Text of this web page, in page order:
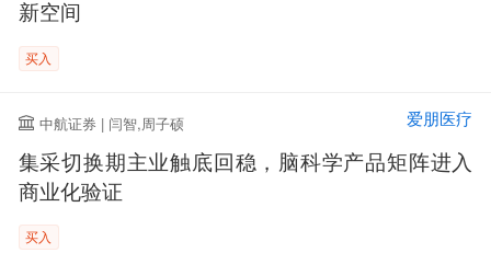
新空间
买入
中航证券 | 闫智,周子硕 爱朋医疗
集采切换期主业触底回稳，脑科学产品矩阵进入
商业化验证
买入